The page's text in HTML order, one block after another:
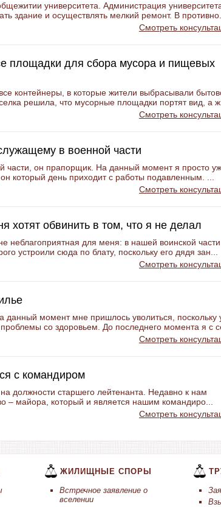
университета. Администрация
здание и осуществлять мелкий ремонт. В противно...
Смотреть
площадки для сбора мусора и пищевых
контейнеры, в которые жители выбрасывали
решила, что мусорные площадки портят вид, а
Смотреть
в военной части
части, он прапорщик. На данный момент я просто
который день приходит с работы подавленным. ...
Смотреть
хотят обвинить в том, что я не делал
неблагоприятная для меня: в нашей воинской части
устроили сюда по блату, поскольку его дядя зан...
Смотреть
момент мне пришлось уволиться, поскольку
со здоровьем. До последнего момента я с
Смотреть
с командиром
должности старшего лейтенанта. Недавно к нам
– майора, который и является нашим командиро...
Смотреть
ЖИЛИЩНЫЕ СПОРЫ
Встречное заявление о
вселении